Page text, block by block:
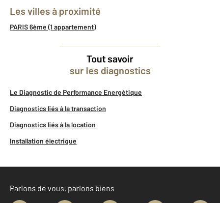
Les villes à proximité
PARIS 6ème (1 appartement)
Tout savoir
sur les diagnostics
Le Diagnostic de Performance Energétique
Diagnostics liés à la transaction
Diagnostics liés à la location
Installation électrique
Parlons de vous, parlons biens